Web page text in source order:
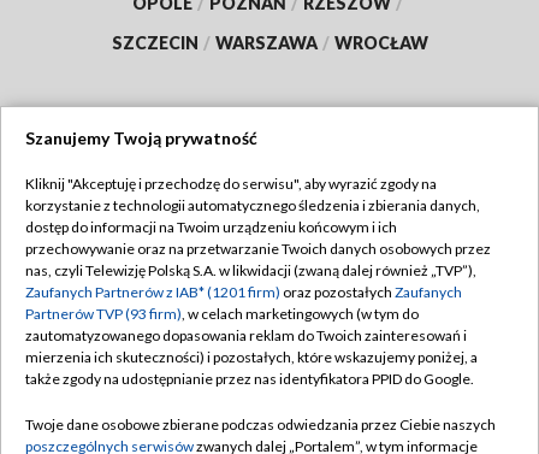
SZCZECIN / WARSZAWA / WROCŁAW
TVP
Abonament TVP
Emisja w TVP
Centrum informacji TVP
Naziemna Telewizja Cyfrowa
Rada Programowa
Regulamin TVP
Polityka prywatności
Moje zgody
Pomoc
Kontakt
Szanujemy Twoją prywatność
Kliknij "Akceptuję i przechodzę do serwisu", aby wyrazić zgody na
korzystanie z technologii automatycznego śledzenia i zbierania danych,
dostęp do informacji na Twoim urządzeniu końcowym i ich
przechowywanie oraz na przetwarzanie Twoich danych osobowych przez
nas, czyli Telewizję Polską S.A. w likwidacji (zwaną dalej również „TVP”),
Zaufanych Partnerów z IAB* (1201 firm) oraz pozostałych Zaufanych
Partnerów TVP (93 firm), w celach marketingowych (w tym do
zautomatyzowanego dopasowania reklam do Twoich zainteresowań i
mierzenia ich skuteczności) i pozostałych, które wskazujemy poniżej, a
także zgody na udostępnianie przez nas identyfikatora PPID do Google.
Twoje dane osobowe zbierane podczas odwiedzania przez Ciebie naszych
poszczególnych serwisówzwanych dalej „Portalem”, w tym informacje